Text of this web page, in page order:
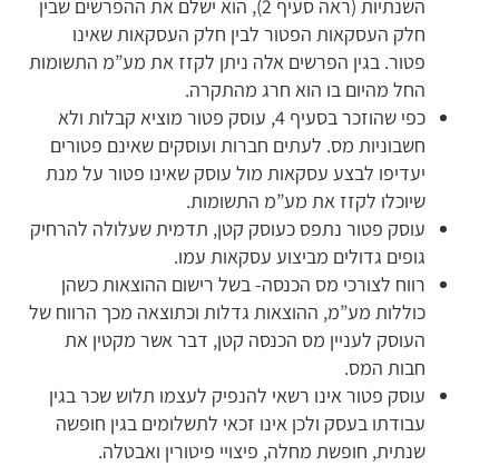
השנתיות (ראה סעיף 2), הוא ישלם את ההפרשים שבין
חלק העסקאות הפטור לבין חלק העסקאות שאינו
פטור. בגין הפרשים אלה ניתן לקזז את מע”מ התשומות
החל מהיום בו הוא חרג מהתקרה.
כפי שהוזכר בסעיף 4, עוסק פטור מוציא קבלות ולא
חשבוניות מס. לעתים חברות ועוסקים שאינם פטורים
יעדיפו לבצע עסקאות מול עוסק שאינו פטור על מנת
שיוכלו לקזז את מע”מ התשומות.
עוסק פטור נתפס כעוסק קטן, תדמית שעלולה להרחיק
גופים גדולים מביצוע עסקאות עמו.
רווח לצורכי מס הכנסה- בשל רישום ההוצאות כשהן
כוללות מע”מ, ההוצאות גדלות וכתוצאה מכך הרווח של
העוסק לעניין מס הכנסה קטן, דבר אשר מקטין את
חבות המס.
עוסק פטור אינו רשאי להנפיק לעצמו תלוש שכר בגין
עבודתו בעסק ולכן אינו זכאי לתשלומים בגין חופשה
שנתית, חופשת מחלה, פיצויי פיטורין ואבטלה.